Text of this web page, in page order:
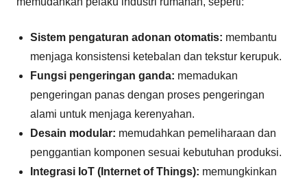
Sistem pengaturan adonan otomatis: membantu
menjaga konsistensi ketebalan dan tekstur kerupuk.
Fungsi pengeringan ganda: memadukan
pengeringan panas dengan proses pengeringan
alami untuk menjaga kerenyahan.
Desain modular: memudahkan pemeliharaan dan
penggantian komponen sesuai kebutuhan produksi.
Integrasi IoT (Internet of Things): memungkinkan